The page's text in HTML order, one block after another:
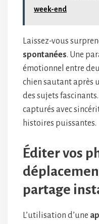
week-end
Laissez-vous
spontanées. Une
émotionnel entre
chien sautant après
des sujets
capturés avec
histoires puissantes.
Éditer vos
partage
L’utilisation d’une